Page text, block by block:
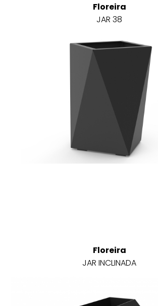
Floreira
JAR 38
Floreira
JAR INCLINADA